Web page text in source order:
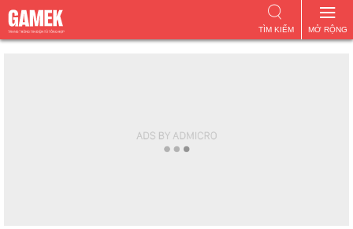
MỞ RỘNG
TÌM KIẾM